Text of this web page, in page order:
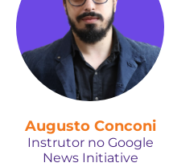
Augusto Conconi
Instrutor no Google
News Initiative